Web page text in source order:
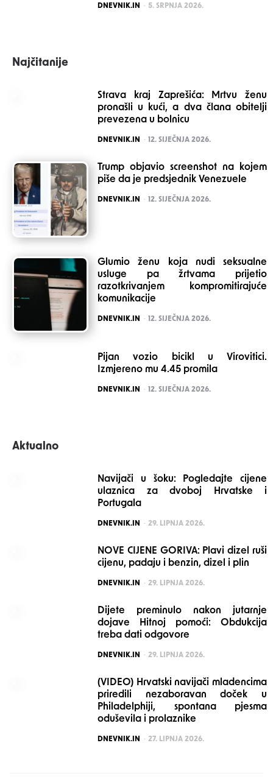
POSTED
DNEVNIK.IN 5. SRPNJA 2026.
Najčitanije
Strava kraj Zaprešića: Mrtvu ženu
pronašli u kući, a dva člana obitelji
prevezena u bolnicu
POSTED
DNEVNIK.IN 12. SIJEČNJA 2026.
Trump objavio screenshot na kojem
piše da je predsjednik Venezuele
POSTED
DNEVNIK.IN 12. SIJEČNJA 2026.
Glumio ženu koja nudi seksualne
usluge pa žrtvama prijetio
razotkrivanjem kompromitirajuće
komunikacije
POSTED
DNEVNIK.IN 12. SIJEČNJA 2026.
Pijan vozio bicikl u Virovitici.
Izmjereno mu 4.45 promila
POSTED
DNEVNIK.IN 12. SIJEČNJA 2026.
Aktualno
Navijači u šoku: Pogledajte cijene
ulaznica za dvoboj Hrvatske i
Portugala
POSTED
DNEVNIK.IN 29. LIPNJA 2026.
NOVE CIJENE GORIVA: Plavi dizel ruši
cijenu, padaju i benzin, dizel i plin
POSTED
DNEVNIK.IN 29. LIPNJA 2026.
Dijete preminulo nakon jutarnje
dojave Hitnoj pomoći: Obdukcija
treba dati odgovore
POSTED
DNEVNIK.IN 29. LIPNJA 2026.
(VIDEO) Hrvatski navijači mladencima
priredili nezaboravan doček u
Philadelphiji, spontana pjesma
oduševila i prolaznike
POSTED
DNEVNIK.IN 27. LIPNJA 2026.